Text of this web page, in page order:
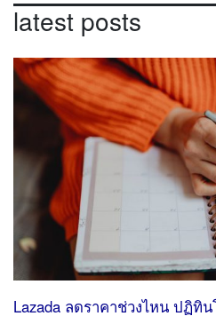
latest posts
Lazada ลดราคาช่วงไหน ปฏิทิ